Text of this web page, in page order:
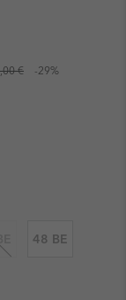
€ -29%
48 BE